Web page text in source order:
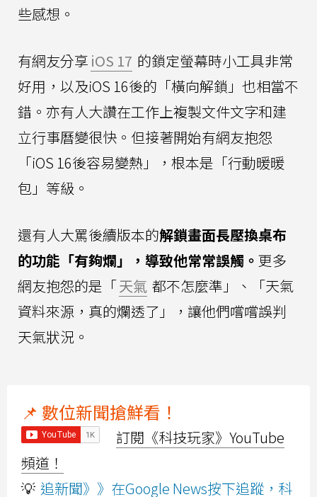
些感想。
有網友分享 iOS 17 的鎖定螢幕時小工具非常
好用，以及iOS 16後的「橫向解鎖」也相當不
錯。亦有人大讚在工作上複製文件文字和建
立行事曆變很快。但接著開始有網友抱怨
「iOS 16後容易變熱」，根本是「行動暖暖
包」等級。
還有人大罵後續版本的解鎖畫面長壓換桌布
的功能「有夠爛」，導致他常常誤觸。 更多
網友抱怨的是「天氣 都不怎麼準」、「天氣
資料來源，真的爛透了」，讓他們嚐嚐誤判
天氣狀況。
📌 數位新聞搶鮮看！
訂閱《科技玩家》YouTube
頻道！
💡 追新聞》》在Google News按下追蹤，科